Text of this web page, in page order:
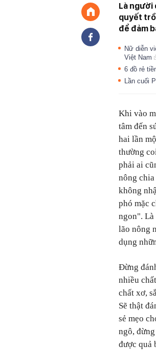
Là người
quyết
để đảm
Nữ diễn
Việt Nam
6 đồ rẻ
Lần cuối
Khi vào
tâm đến
hai lần
thường
phải ai
nông
không
phó mặc
ngon".
lão nông
dụng
Đừng
nhiều
chất xơ,
Sẽ thật
sẻ mẹo
ngô,
được quả